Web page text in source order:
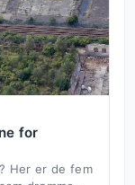
for
Her er de fem